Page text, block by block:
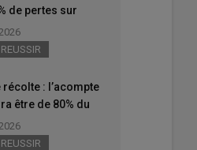
de pertes sur
selon un
de la chambre
: l’acompte
être de 80% du
pour les
pénalisés par la